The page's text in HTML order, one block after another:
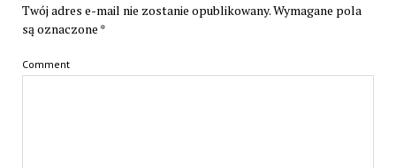
Twój adres e-mail nie zostanie opublikowany.Wymagane pola
są oznaczone *
Comment